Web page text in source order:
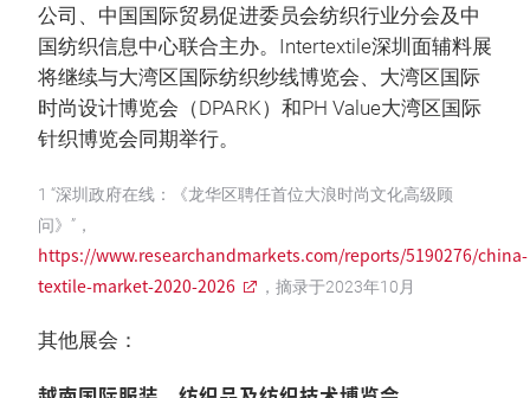
公司、中国国际贸易促进委员会纺织行业分会及中
国纺织信息中心联合主办。Intertextile深圳面辅料展
将继续与大湾区国际纺织纱线博览会、大湾区国际
时尚设计博览会（DPARK）和PH Value大湾区国际
针织博览会同期举行。
1 “深圳政府在线：《龙华区聘任首位大浪时尚文化高级顾
问》”，
https://www.researchandmarkets.com/reports/5190276/china-
textile-market-2020-2026
，摘录于2023年10月
其他展会：